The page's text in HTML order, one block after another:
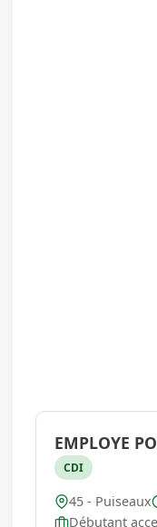
EMPLOYE
CDI
45 - Puiseaux
Débutant